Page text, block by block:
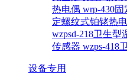
热电偶 wrp-430
定螺纹式铂铑热
wzpsd-218卫生型
传感器 wzps-418
设备专用